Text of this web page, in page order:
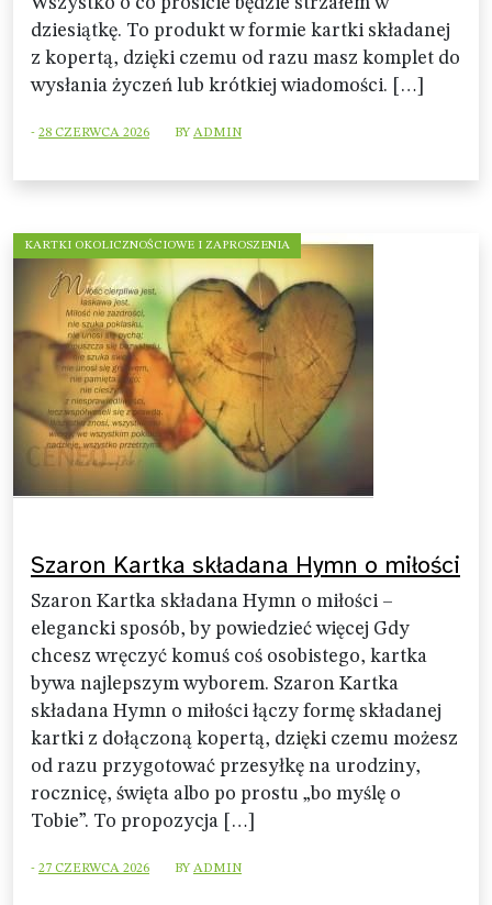
dziesiątkę. To produkt w formie kartki składanej
z kopertą, dzięki czemu od razu masz komplet do
wysłania życzeń lub krótkiej wiadomości. […]
- 28 CZERWCA 2026 BYADMIN
KARTKI OKOLICZNOŚCIOWE I ZAPROSZENIA
Szaron Kartka składana Hymn o miłości
Szaron Kartka składana Hymn o miłości –
elegancki sposób, by powiedzieć więcej Gdy
chcesz wręczyć komuś coś osobistego, kartka
bywa najlepszym wyborem. Szaron Kartka
składana Hymn o miłości łączy formę składanej
kartki z dołączoną kopertą, dzięki czemu możesz
od razu przygotować przesyłkę na urodziny,
rocznicę, święta albo po prostu „bo myślę o
Tobie”. To propozycja […]
- 27 CZERWCA 2026 BYADMIN